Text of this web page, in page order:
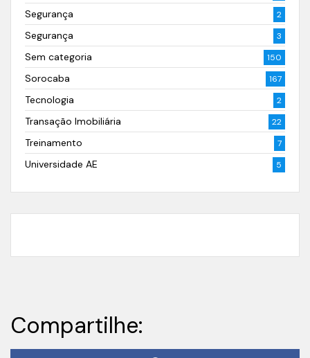
Segurança 2
Segurança 3
Sem categoria 150
Sorocaba 167
Tecnologia 2
Transação Imobiliária 22
Treinamento 7
Universidade AE 5
Compartilhe: